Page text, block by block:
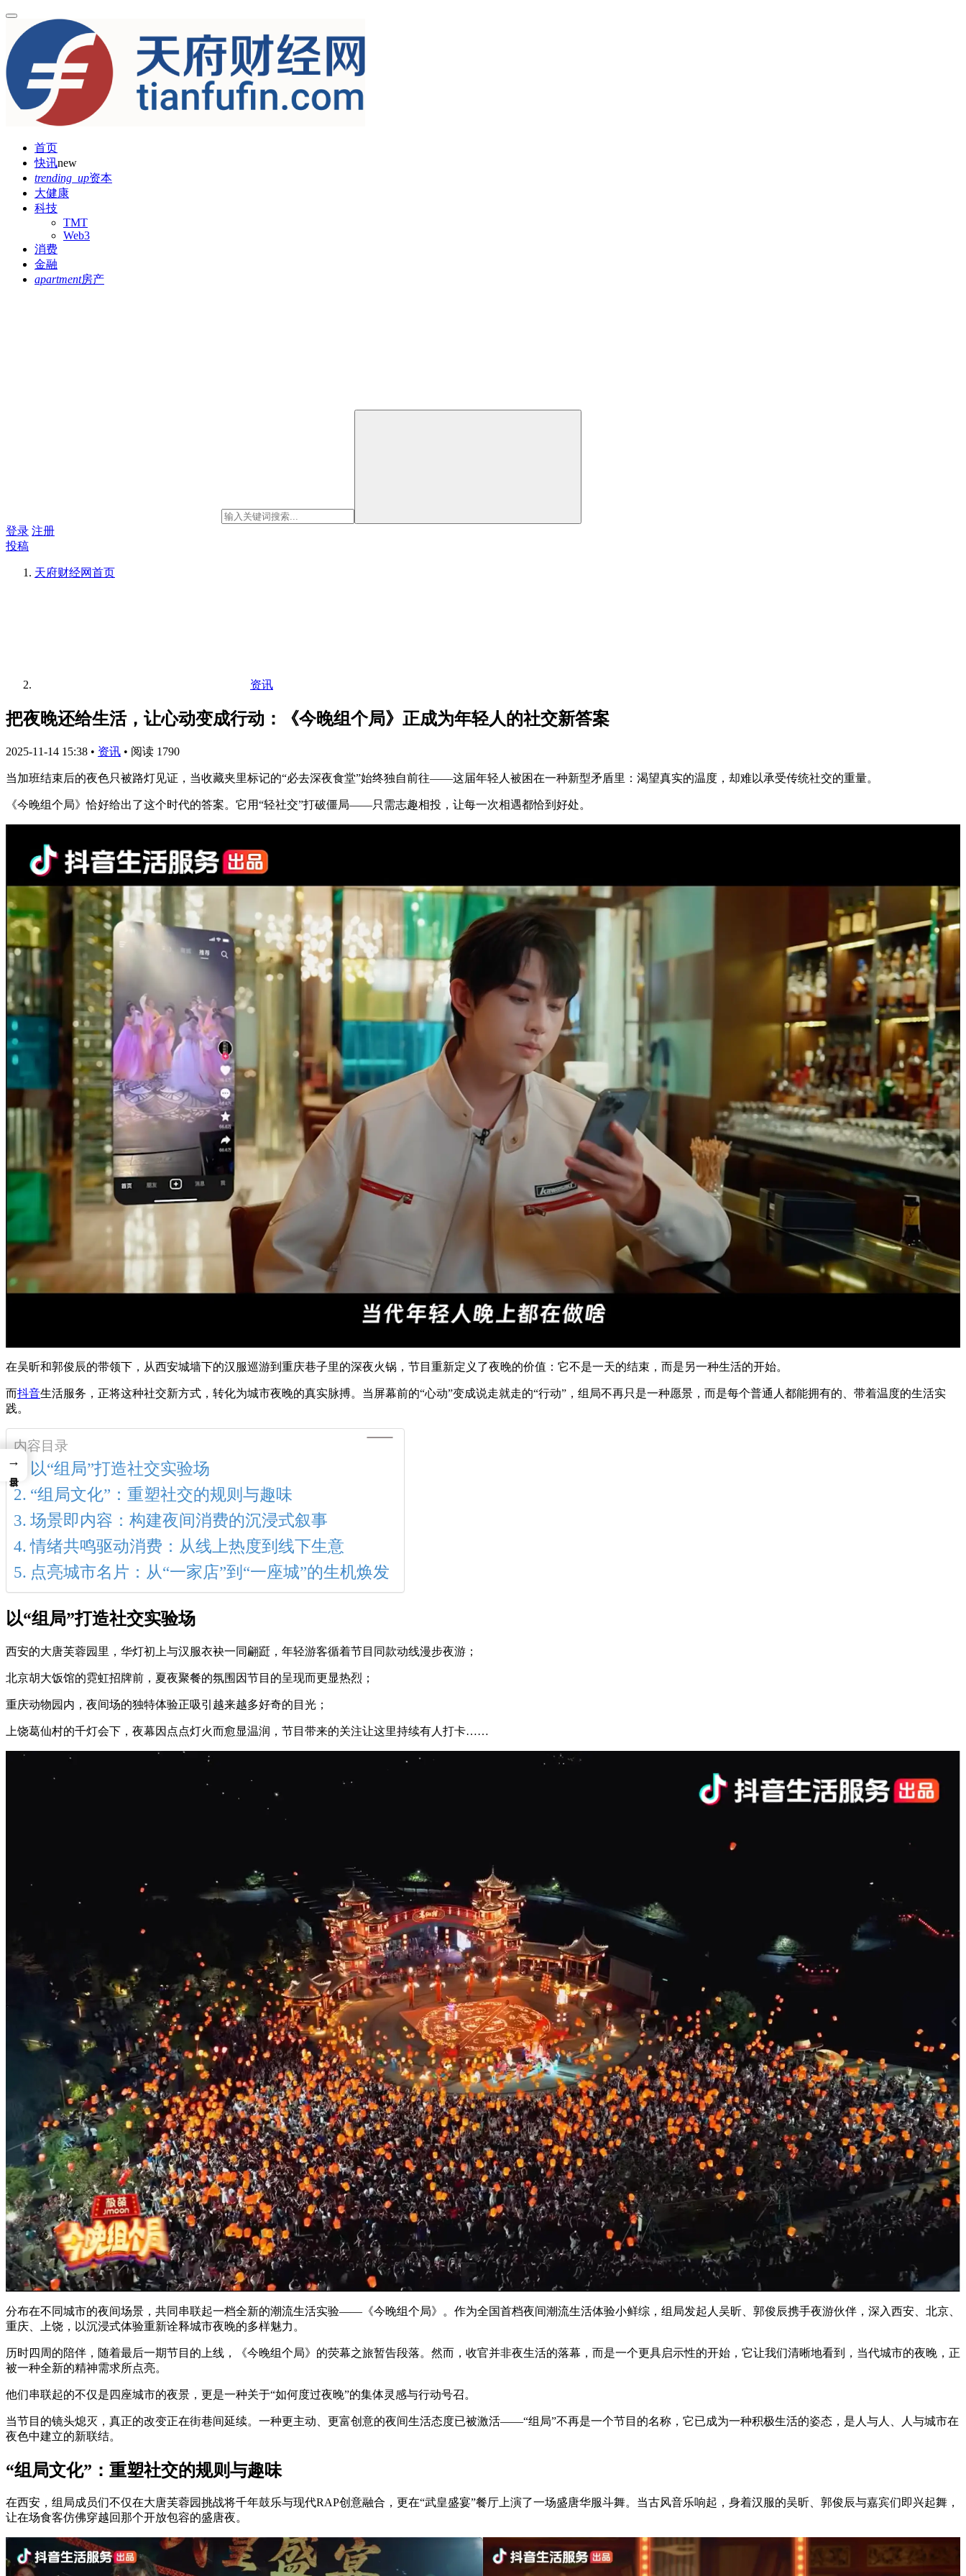
首页
快讯new
trending_up资本
大健康
科技
TMT
Web3
消费
金融
apartment房产
登录 注册
投稿
天府财经网首页
资讯
把夜晚还给生活，让心动变成行动：《今晚组个局》正成为年轻人的社交新答案
2025-11-14 15:38 • 资讯 • 阅读 1790
当加班结束后的夜色只被路灯见证，当收藏夹里标记的“必去深夜食堂”始终独自前往——这届年轻人被困在一种新型矛盾里：渴望真实的温度，却难以承受传统社交的重量。
《今晚组个局》恰好给出了这个时代的答案。它用“轻社交”打破僵局——只需志趣相投，让每一次相遇都恰到好处。
在吴昕和郭俊辰的带领下，从西安城墙下的汉服巡游到重庆巷子里的深夜火锅，节目重新定义了夜晚的价值：它不是一天的结束，而是另一种生活的开始。
而抖音生活服务，正将这种社交新方式，转化为城市夜晚的真实脉搏。当屏幕前的“心动”变成说走就走的“行动”，组局不再只是一种愿景，而是每个普通人都能拥有的、带着温度的生活实
践。
内容目录
以“组局”打造社交实验场
“组局文化”：重塑社交的规则与趣味
场景即内容：构建夜间消费的沉浸式叙事
情绪共鸣驱动消费：从线上热度到线下生意
点亮城市名片：从“一家店”到“一座城”的生机焕发
以“组局”打造社交实验场
西安的大唐芙蓉园里，华灯初上与汉服衣袂一同翩跹，年轻游客循着节目同款动线漫步夜游；
北京胡大饭馆的霓虹招牌前，夏夜聚餐的氛围因节目的呈现而更显热烈；
重庆动物园内，夜间场的独特体验正吸引越来越多好奇的目光；
上饶葛仙村的千灯会下，夜幕因点点灯火而愈显温润，节目带来的关注让这里持续有人打卡……
分布在不同城市的夜间场景，共同串联起一档全新的潮流生活实验——《今晚组个局》。作为全国首档夜间潮流生活体验小鲜综，组局发起人吴昕、郭俊辰携手夜游伙伴，深入西安、北京、
重庆、上饶，以沉浸式体验重新诠释城市夜晚的多样魅力。
历时四周的陪伴，随着最后一期节目的上线，《今晚组个局》的荧幕之旅暂告段落。然而，收官并非夜生活的落幕，而是一个更具启示性的开始，它让我们清晰地看到，当代城市的夜晚，正
被一种全新的精神需求所点亮。
他们串联起的不仅是四座城市的夜景，更是一种关于“如何度过夜晚”的集体灵感与行动号召。
当节目的镜头熄灭，真正的改变正在街巷间延续。一种更主动、更富创意的夜间生活态度已被激活——“组局”不再是一个节目的名称，它已成为一种积极生活的姿态，是人与人、人与城市在
夜色中建立的新联结。
“组局文化”：重塑社交的规则与趣味
在西安，组局成员们不仅在大唐芙蓉园挑战将千年鼓乐与现代RAP创意融合，更在“武皇盛宴”餐厅上演了一场盛唐华服斗舞。当古风音乐响起，身着汉服的吴昕、郭俊辰与嘉宾们即兴起舞，
让在场食客仿佛穿越回那个开放包容的盛唐夜。
→